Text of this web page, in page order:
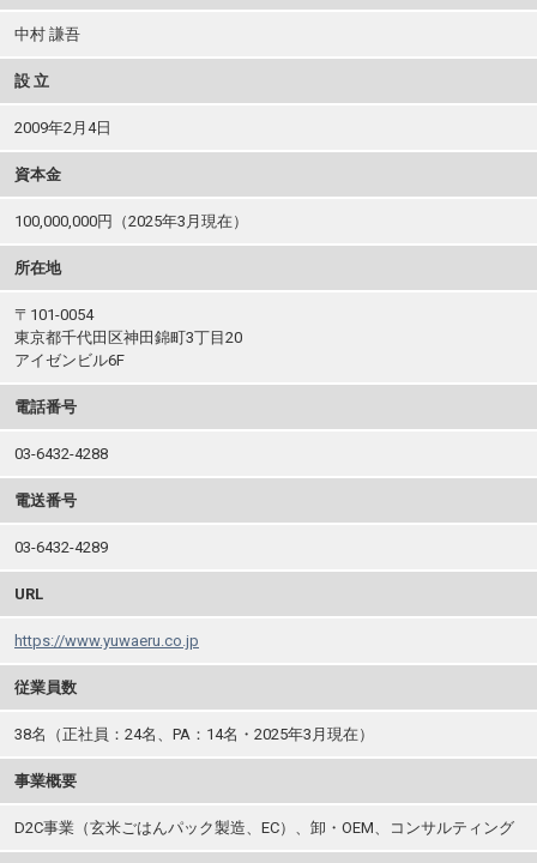
中村 謙吾
設 立
2009年2月4日
資本金
100,000,000円（2025年3月現在）
所在地
〒101-0054
東京都千代田区神田錦町3丁目20
アイゼンビル6F
電話番号
03-6432-4288
電送番号
03-6432-4289
URL
https://www.yuwaeru.co.jp
従業員数
38名（正社員：24名、PA：14名・2025年3月現在）
事業概要
D2C事業（玄米ごはんパック製造、EC）、卸・OEM、コンサルティング